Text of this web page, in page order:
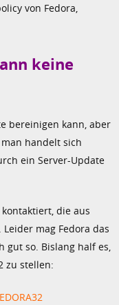
von Fedora,
keine
bereinigen kann, aber
handelt sich
ein Server-Update
die aus
mag Fedora das
gut so. Bislang half es,
zu stellen: